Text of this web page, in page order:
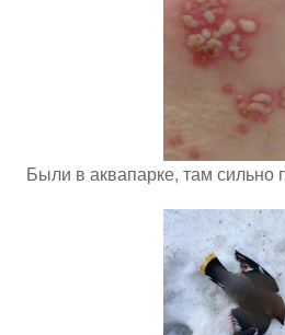
Были в аквапарке, там сильно